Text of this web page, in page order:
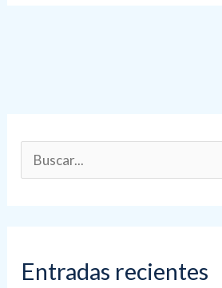
u
a
Entradas recientes